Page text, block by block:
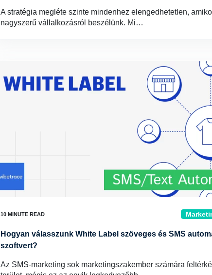
A stratégia megléte szinte mindenhez elengedhetetlen,
nagyszerű vállalkozásról beszélünk. Mi…
Hogyan válasszunk White Label szöveges és SMS
szoftvert?
Az SMS-marketing sok marketingszakember számára